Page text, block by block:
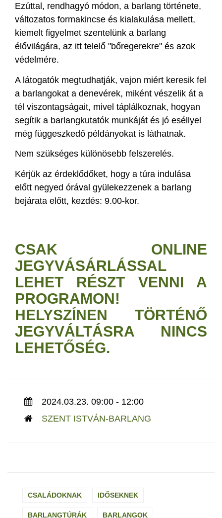
Ezúttal, rendhagyó módon, a barlang története,
változatos formakincse és kialakulása mellett,
kiemelt figyelmet szentelünk a barlang
élővilágára, az itt telelő "bőregerekre" és azok
védelmére.
A látogatók megtudhatják, vajon miért keresik fel
a barlangokat a denevérek, miként vészelik át a
tél viszontagságait, mivel táplálkoznak, hogyan
segítik a barlangkutatók munkáját és jó eséllyel
még függeszkedő példányokat is láthatnak.
Nem szükséges különösebb felszerelés.
Kérjük az érdeklődőket, hogy a túra indulása
előtt negyed órával gyülekezzenek a barlang
bejárata előtt, kezdés: 9.00-kor.
CSAK ONLINE
JEGYVÁSÁRLÁSSAL
LEHET RÉSZT VENNI A
PROGRAMON!
HELYSZÍNEN TÖRTÉNŐ
JEGYVÁLTÁSRA NINCS
LEHETŐSÉG.
2024.03.23. 09:00 - 12:00
SZENT ISTVÁN-BARLANG
CSALÁDOKNAK IDŐSEKNEK
BARLANGTÚRÁK BARLANGOK